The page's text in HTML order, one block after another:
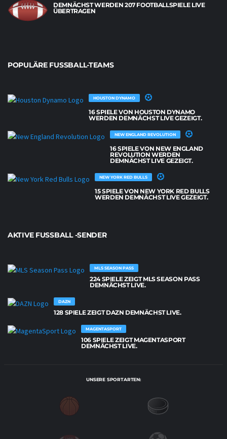
DEMNÄCHST WERDEN 207 FOOTBALLSPIELE LIVE
ÜBERTRAGEN
POPULÄRE FUSSBALL-TEAMS
HOUSTON DYNAMO
16 SPIELE VON HOUSTON DYNAMO
WERDEN DEMNÄCHST LIVE GEZEIGT.
NEW ENGLAND REVOLUTION
16 SPIELE VON NEW ENGLAND
REVOLUTION WERDEN
DEMNÄCHST LIVE GEZEIGT.
NEW YORK RED BULLS
15 SPIELE VON NEW YORK RED BULLS
WERDEN DEMNÄCHST LIVE GEZEIGT.
AKTIVE FUSSBALL -SENDER
MLS SEASON PASS
224 SPIELE ZEIGT MLS SEASON PASS
DEMNÄCHST LIVE.
DAZN
128 SPIELE ZEIGT DAZN DEMNÄCHST LIVE.
MAGENTASPORT
106 SPIELE ZEIGT MAGENTASPORT
DEMNÄCHST LIVE.
UNSERE SPORTARTEN: